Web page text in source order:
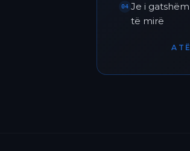
04 Je i
të mirë